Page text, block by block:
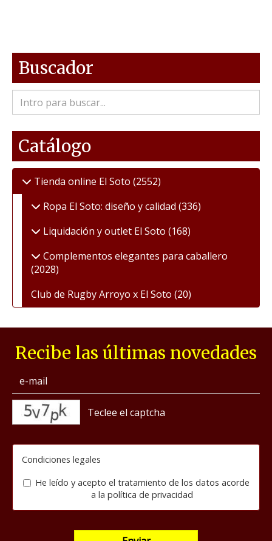
Buscador
Catálogo
Tienda online El Soto (2552)
Ropa El Soto: diseño y calidad (336)
Liquidación y outlet El Soto (168)
Complementos elegantes para caballero
(2028)
Club de Rugby Arroyo x El Soto (20)
Recibe las últimas novedades
Condiciones legales
He leído y acepto el tratamiento de los datos acorde
a la política de privacidad